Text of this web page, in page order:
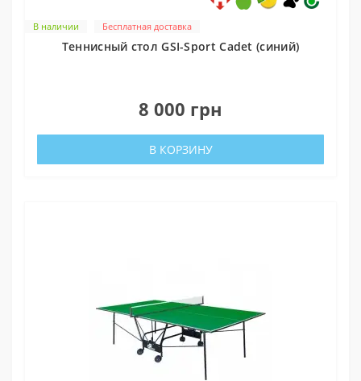
В наличии Бесплатная доставка
Теннисный стол GSI-Sport Cadet (синий)
8 000 грн
В КОРЗИНУ